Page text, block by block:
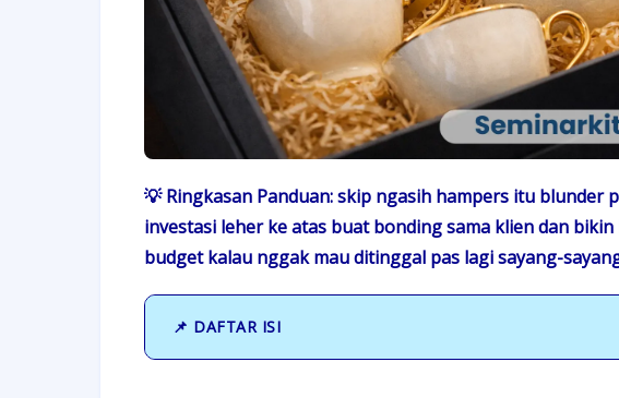
💡 Ringkasan Panduan: skip ngasih hampers itu blunder
investasi leher ke atas buat bonding sama klien dan
budget kalau nggak mau ditinggal pas lagi sayang-
📌 DAFTAR ISI